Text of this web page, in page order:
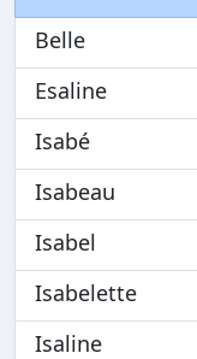
Belle
Esaline
Isabé
Isabeau
Isabel
Isabelette
Isaline